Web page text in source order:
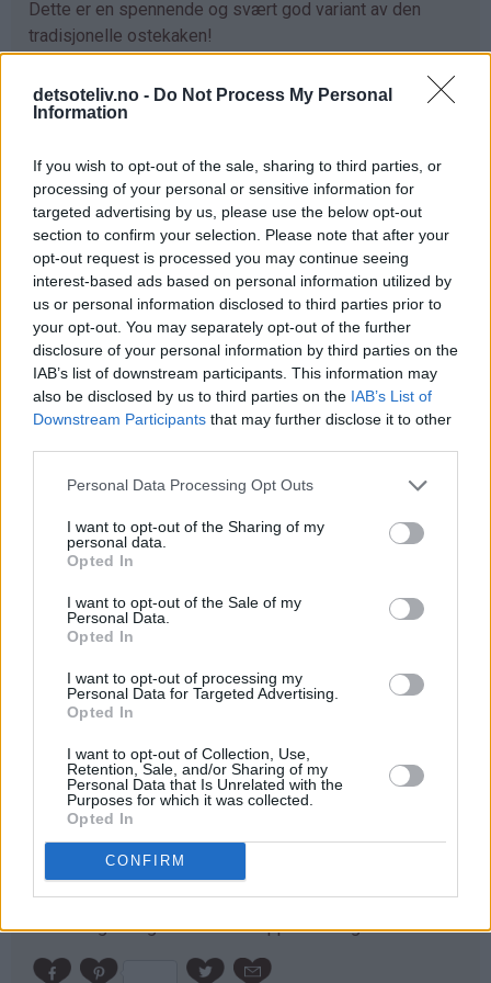
detsoteliv.no - Do Not Process My Personal
Information
If you wish to opt-out of the sale, sharing to third parties, or
processing of your personal or sensitive information for
targeted advertising by us, please use the below opt-out
section to confirm your selection. Please note that after your
opt-out request is processed you may continue seeing
interest-based ads based on personal information utilized by
us or personal information disclosed to third parties prior to
your opt-out. You may separately opt-out of the further
disclosure of your personal information by third parties on the
IAB’s list of downstream participants. This information may
also be disclosed by us to third parties on the IAB’s List of
Downstream Participants that may further disclose it to other
Personal Data Processing Opt Outs
I want to opt-out of the Sharing of my
personal data.
Opted In
I want to opt-out of the Sale of my
Personal Data.
Opted In
I want to opt-out of processing my
Personal Data for Targeted Advertising.
Opted In
I want to opt-out of Collection, Use,
Retention, Sale, and/or Sharing of my
Personal Data that Is Unrelated with the
Purposes for which it was collected.
Opted In
CONFIRM
Dette er en spennende og svært god variant av den
tradisjonelle ostekaken!
Jeg bruker her norske skogsblåbær, som er de beste
blåbærene som finnes!
Les mer
Kategorier:Ostekaker
Skolebrød
27.10.2004
"Skolebrød" har blitt en storfavoritt over hele landet og
selges stort sett i alle konditorier, storkiosker og andre
butikker som selger fersk gjærbakst. "Skolebrød" er
imidlertid enkle å lage selv. - Dessuten er hjemmebakt
alltid billigere og MYE bedre! Oppskriften gir 20 stk.